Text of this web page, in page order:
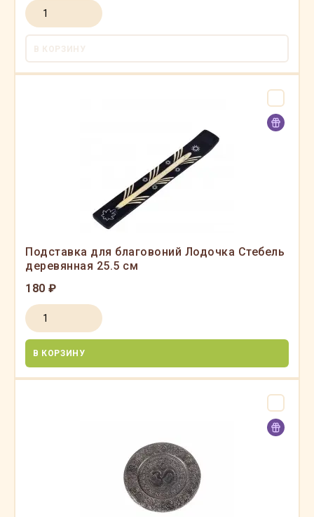
В КОРЗИНУ
Подставка для благовоний Лодочка Стебель
деревянная 25.5 см
180 ₽
В КОРЗИНУ